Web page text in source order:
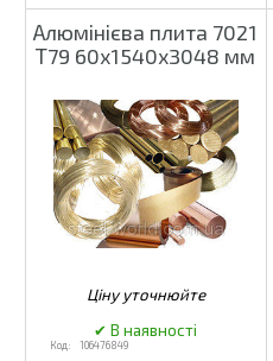
Алюмінієва плита 7021
Т79 60х1540х3048 мм
106476849